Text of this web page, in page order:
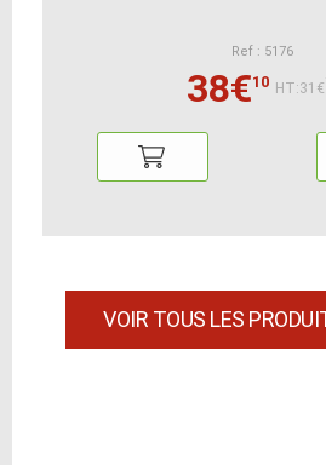
Ref : 5176
38€10 HT:31€
VOIR TOUS LES